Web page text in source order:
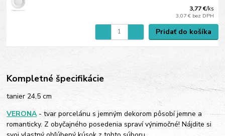
3,77 €/ks
3,07 € bez DPH
Pridať do košíka
Kompletné špecifikácie
tanier 24,5 cm
VERONA- tvar porcelánu s jemným dekorom pôsobí jemne a
romanticky. Z obyčajného posedenia spraví výnimočné! Nájdite si